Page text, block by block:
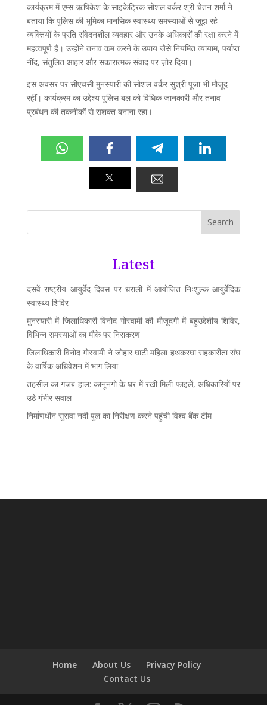
कार्यक्रम में एम्स ऋषिकेश के साइकेट्रिक सोशल वर्कर श्री चेतन शर्मा ने
बताया कि पुलिस की भूमिका मानसिक स्वास्थ्य समस्याओं से जूझ रहे
व्यक्तियों के प्रति संवेदनशील व्यवहार और उनके अधिकारों की रक्षा करने में
महत्वपूर्ण है। उन्होंने तनाव कम करने के उपाय जैसे नियमित व्यायाम, पर्याप्त
नींद, संतुलित आहार और सकारात्मक संवाद पर ज़ोर दिया।
इस अवसर पर सीएचसी मुनस्यारी की सोशल वर्कर सुश्री पूजा भी मौजूद
रहीं। कार्यक्रम का उद्देश्य पुलिस बल को विधिक जानकारी और तनाव
प्रबंधन की तकनीकों से सशक्त बनाना रहा।
Search
Latest
दसवें राष्ट्रीय आयुर्वेद दिवस पर धराली में आयोजित निःशुल्क आयुर्वेदिक
स्वास्थ्य शिविर
मुनस्यारी में जिलाधिकारी विनोद गोस्वामी की मौजूदगी में बहुउद्देशीय शिविर,
विभिन्न समस्याओं का मौके पर निराकरण
जिलाधिकारी विनोद गोस्वामी ने जोहार घाटी महिला हथकरघा सहकारीता संघ
के वार्षिक अधिवेशन में भाग लिया
तहसील का गजब हाल: कानूनगो के घर में रखी मिली फाइलें, अधिकारियों पर
उठे गंभीर सवाल
निर्माणधीन सुसवा नदी पुल का निरीक्षण करने पहुंची विश्व बैंक टीम
Home About Us
Privacy Policy
Contact Us